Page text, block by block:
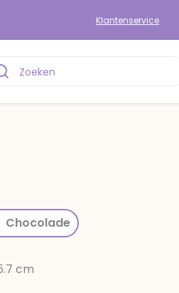
Klantenservice
Chocolade
cm